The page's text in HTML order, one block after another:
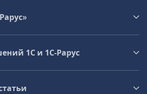
1С и 1С‑Рарус